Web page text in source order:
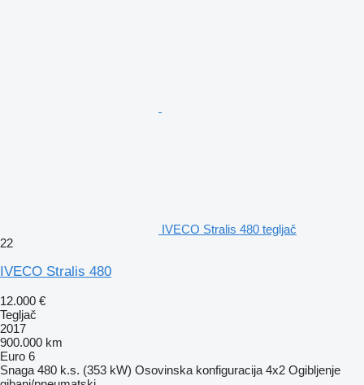
IVECO Stralis 480 tegljač
22
IVECO Stralis 480
12.000 €
Tegljač
2017
900.000 km
Euro 6
Snaga 480 k.s. (353 kW) Osovinska konfiguracija 4x2 Ogibljenje